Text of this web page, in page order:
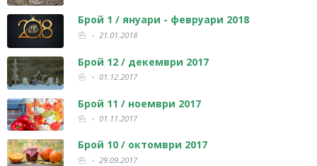
Брой 1 / януари - февруари 2018
21.01.2018
Брой 12 / декември 2017
01.12.2017
Брой 11 / ноември 2017
01.11.2017
Брой 10 / октомври 2017
29.09.2017